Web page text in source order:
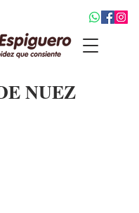
NUEZ